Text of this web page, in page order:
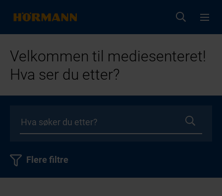
Velkommen til mediesenteret!
Hva ser du etter?
Flere filtre